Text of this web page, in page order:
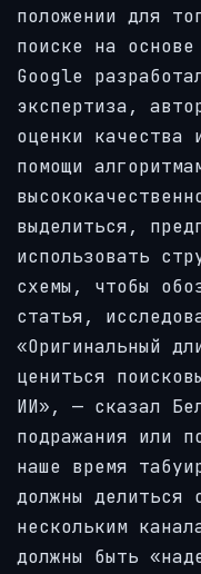
положении для
поиске на
Google
экспертиза,
оценки качества
помощи
выделиться,
использовать
схемы, чтобы
статья,
«Оригинальный
цениться
ИИ», — сказал
подражания или
наше время
должны делиться
нескольким
должны быть